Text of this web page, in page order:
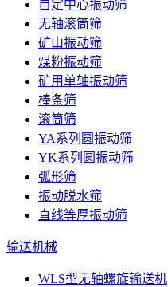
自定中心振动筛
无轴滚筒筛
矿山振动筛
煤粉振动筛
矿用单轴振动筛
棒条筛
滚筒筛
YA系列圆振动筛
YK系列圆振动筛
弧形筛
振动脱水筛
直线等厚振动筛
输送机械
WLS型无轴螺旋输送机